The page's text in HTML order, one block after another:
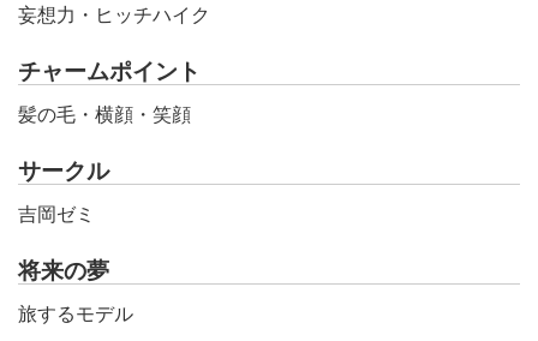
妄想力・ヒッチハイク
チャームポイント
髪の毛・横顔・笑顔
サークル
吉岡ゼミ
将来の夢
旅するモデル